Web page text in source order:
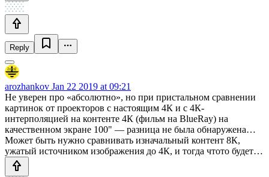
Reply
arozhankov Jan 22 2019 at 09:21
Не уверен про «абсолютно», но при пристальном сравнении
картинок от проекторов с настоящим 4К и с 4К-
интерполяцией на контенте 4К (фильм на BlueRay) на
качественном экране 100" — разница не была обнаружена…
Может быть нужно сравнивать изначальный контент 8К,
ужатый источником изображения до 4К, и тогда чтото будет…